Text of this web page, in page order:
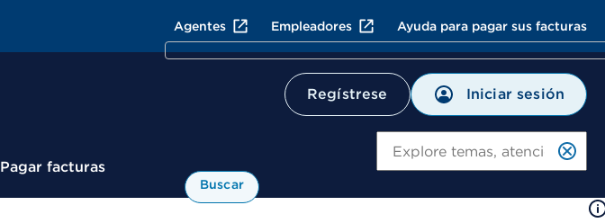
Agentes Empleadores Ayuda para pagar sus facturas
Regístrese Iniciar sesión
Pagar facturas
Buscar